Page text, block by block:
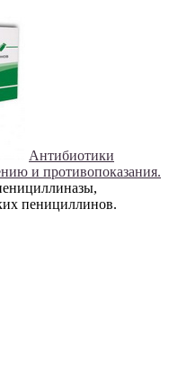
Антибиотики
и противопоказания.
пенициллинов.